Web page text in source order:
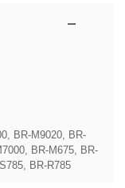
BR-M9020, BR-
BR-M675, BR-
BR-R785